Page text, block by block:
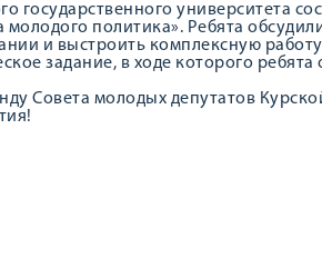
государственного университета
политика». Ребята
и выстроить комплексную
задание, в ходе которого
Совета молодых депутатов